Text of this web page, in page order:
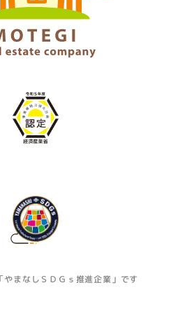
やまなしＳＤＧｓ推進企業」です